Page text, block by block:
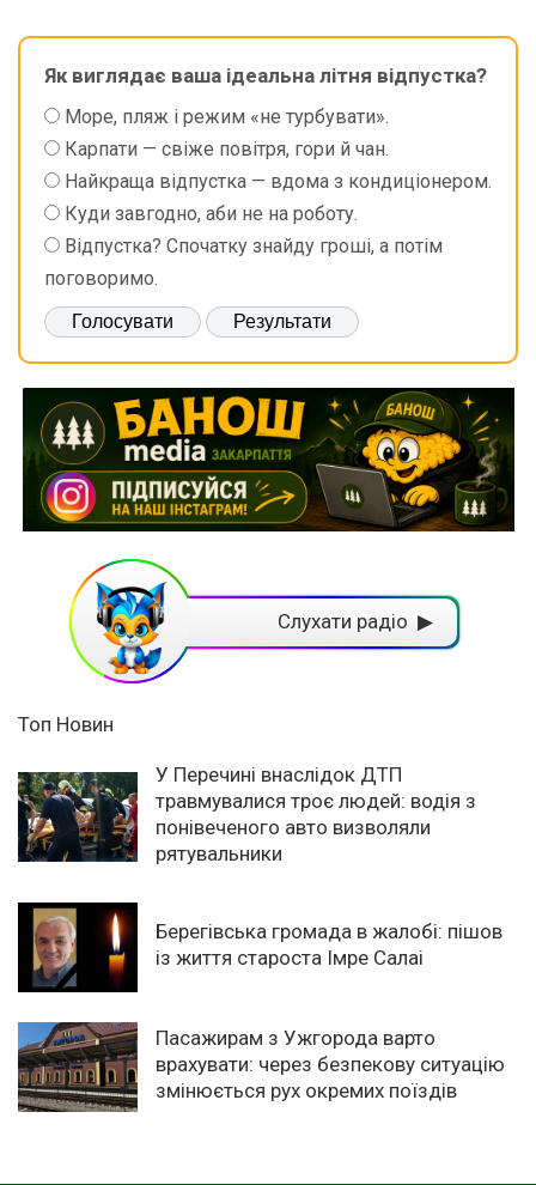
Як виглядає ваша ідеальна літня відпустка?
Море, пляж і режим «не турбувати».
Карпати — свіже повітря, гори й чан.
Найкраща відпустка — вдома з кондиціонером.
Куди завгодно, аби не на роботу.
Відпустка? Спочатку знайду гроші, а потім
поговоримо.
Слухати радіо ▶
Топ Новин
У Перечині внаслідок ДТП
травмувалися троє людей: водія з
понівеченого авто визволяли
рятувальники
Берегівська громада в жалобі: пішов
із життя староста Імре Салаі
Пасажирам з Ужгорода варто
врахувати: через безпекову ситуацію
змінюється рух окремих поїздів